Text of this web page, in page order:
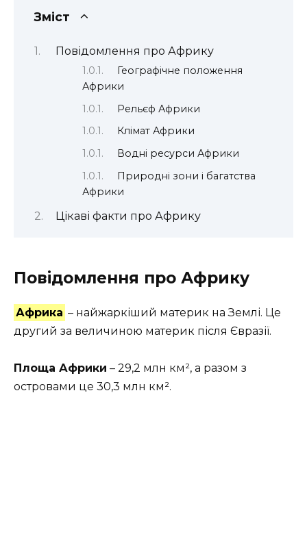
Зміст
Повідомлення про Африку
Географічне положення
Африки
Рельєф Африки
Клімат Африки
Водні ресурси Африки
Природні зони і багатства
Африки
Цікаві факти про Африку
Повідомлення про Африку
Африка – найжаркіший материк на Землі. Це
другий за величиною материк після Євразії.
Площа Африки – 29,2 млн км², а разом з
островами це 30,3 млн км².